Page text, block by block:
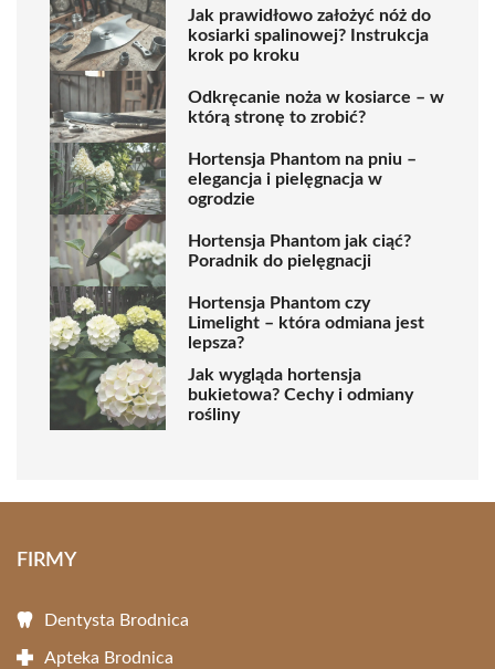
Jak prawidłowo założyć nóż do
kosiarki spalinowej? Instrukcja
krok po kroku
Odkręcanie noża w kosiarce – w
którą stronę to zrobić?
Hortensja Phantom na pniu –
elegancja i pielęgnacja w
ogrodzie
Hortensja Phantom jak ciąć?
Poradnik do pielęgnacji
Hortensja Phantom czy
Limelight – która odmiana jest
lepsza?
Jak wygląda hortensja
bukietowa? Cechy i odmiany
rośliny
FIRMY
Dentysta Brodnica
Apteka Brodnica